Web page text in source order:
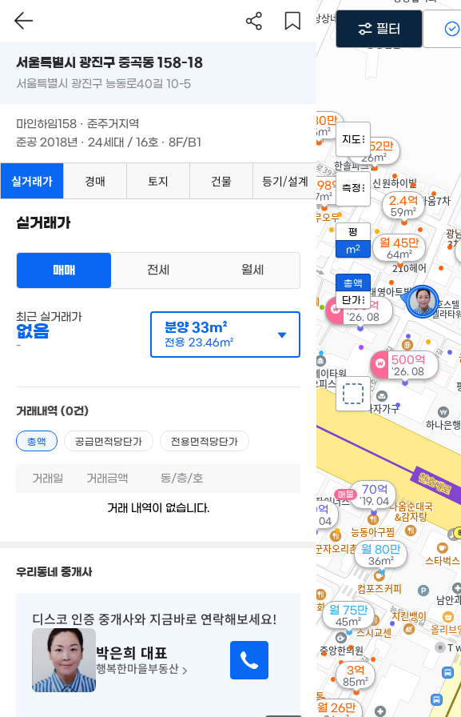
500억
'26. 08
100억
'26. 08
70억
'19. 04
매물
월 26만
월 80만
36m²
3억
85m²
월 52만
26m²
월 45만
64m²
5.98억
57m²
월 30만
55m²
월 75만
45m²
2.4억
59m²
90억
'26. 04
지도
측정
평
m2
총액
단가
필터
서울특별시 광진구 중곡동 158-18
서울특별시 광진구 능동로40길 10-5
마인하임158 · 준주거지역
준공 2018년 · 24세대 / 16호 · 8F/B1
실거래가 경매 토지 건물 등기/설계
실거래가
매매 전세 월세
최근 실거래가
없음
-
분양33m²
전용 23.46m²
거래내역 (0건)
총액 공급면적당단가 전용면적당단가
거래일 거래금액 동/층/호
거래 내역이 없습니다.
우리동네 중개사
디스코 인증 중개사와 지금바로 연락해보세요!
박은희 대표
행복한마을부동산